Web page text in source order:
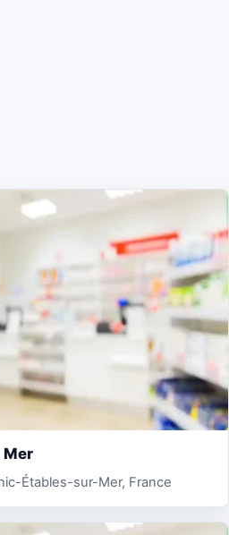
Mer
Étables-sur-Mer, France